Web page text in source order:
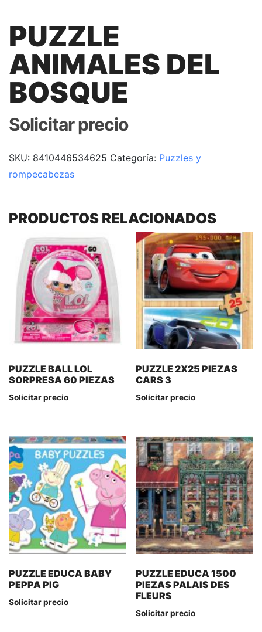
PUZZLE
ANIMALES DEL
BOSQUE
Solicitar precio
SKU: 8410446534625 Categoría: Puzzles y
rompecabezas
PRODUCTOS RELACIONADOS
PUZZLE BALL LOL
SORPRESA 60 PIEZAS
Solicitar precio
PUZZLE 2X25 PIEZAS
CARS 3
Solicitar precio
PUZZLE EDUCA BABY
PEPPA PIG
Solicitar precio
PUZZLE EDUCA 1500
PIEZAS PALAIS DES
FLEURS
Solicitar precio